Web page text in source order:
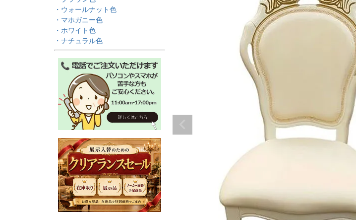
・ウォールナット色
・マホガニー色
・ホワイト色
・ナチュラル色